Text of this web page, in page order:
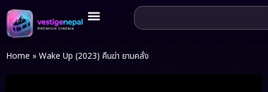
Home » Wake Up (2023) คืนฆ่า ยามคลั่ง